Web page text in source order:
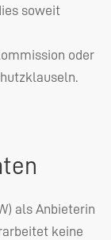
soweit
oder
) als Anbieterin
keine